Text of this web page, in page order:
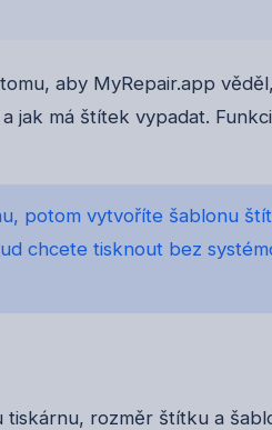
aby MyRepair.app
jak má štítek vypadat.
potom vytvoříte šablonu
chcete tisknout bez
rozměr štítku a